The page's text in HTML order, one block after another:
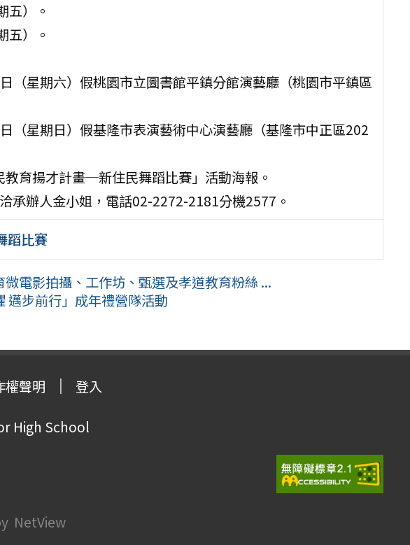
）。
）。
星期六）假桃園市立圖書館平鎮分館演藝廳（桃園市平鎮區
星期日）假基隆市表演藝術中心演藝廳（基隆市中正區202
育揚才計畫─新住民舞蹈比賽」活動海報。
辦人金小姐，電話02-2272-2181分機2577。
蹈比賽
電影拍攝、工作坊、甄選及孝道教育粉絲 ...
邁步前行」成年禮營隊活動
權聲明 登入
High School
NetView